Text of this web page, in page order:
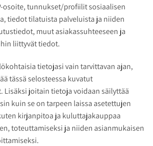
osoite, tunnukset/profiilit sosiaalisen
tiedot tilatuista palveluista ja niiden
muut asiakassuhteeseen ja
liittyvät tiedot.
tietojasi vain tarvittavan ajan,
tässä selosteessa kuvatut
Lisäksi joitain tietoja voidaan säilyttää
kuin se on tarpeen laissa asetettujen
kirjanpitoa ja kuluttajakauppaa
toteuttamiseksi ja niiden asianmukaisen